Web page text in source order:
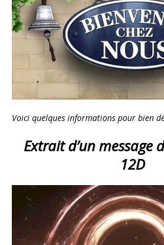
Voici quelques informations pour bien
Extrait d’un message
12D